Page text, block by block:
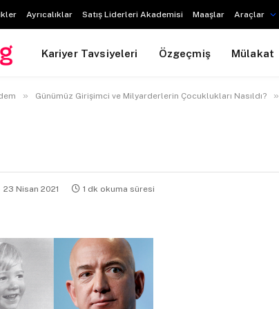
Ayrıcalıklar Satış Liderleri Akademisi Maaşlar Araçlar
Kariyer Tavsiyeleri Özgeçmiş Mülakat
» Günümüz Girişimci ve Milyarderlerin Çocuklukları Nasıldı? »
23 Nisan 2021 1 dk okuma süresi